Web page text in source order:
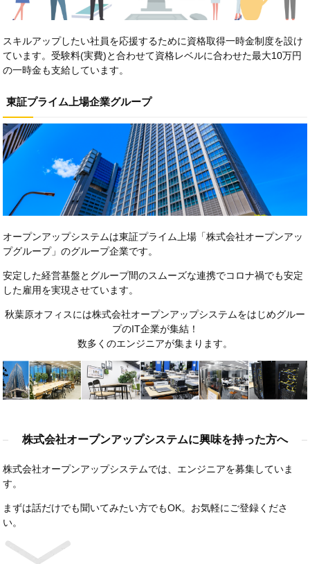
スキルアップしたい社員を応援するために資格取得一時金制度を設け
ています。受験料(実費)と合わせて資格レベルに合わせた最大10万円
の一時金も支給しています。
東証プライム上場企業グループ
オープンアップシステムは東証プライム上場「株式会社オープンアッ
プグループ」のグループ企業です。
安定した経営基盤とグループ間のスムーズな連携でコロナ禍でも安定
した雇用を実現させています。
秋葉原オフィスには株式会社オープンアップシステムをはじめグルー
プのIT企業が集結！
数多くのエンジニアが集まります。
株式会社オープンアップシステムに興味を持った方へ
株式会社オープンアップシステムでは、エンジニアを募集していま
す。
まずは話だけでも聞いてみたい方でもOK。お気軽にご登録くださ
い。